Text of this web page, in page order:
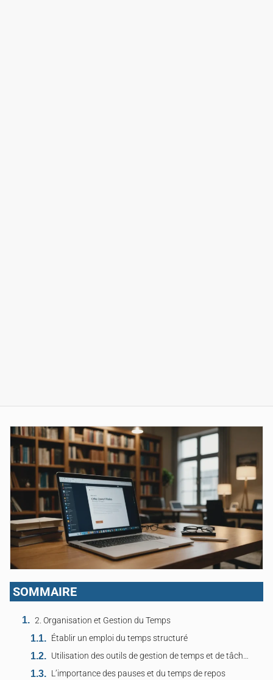
SOMMAIRE
2. Organisation et Gestion du Temps
Établir un emploi du temps structuré
Utilisation des outils de gestion de temps et de tâches
L’importance des pauses et du temps de repos